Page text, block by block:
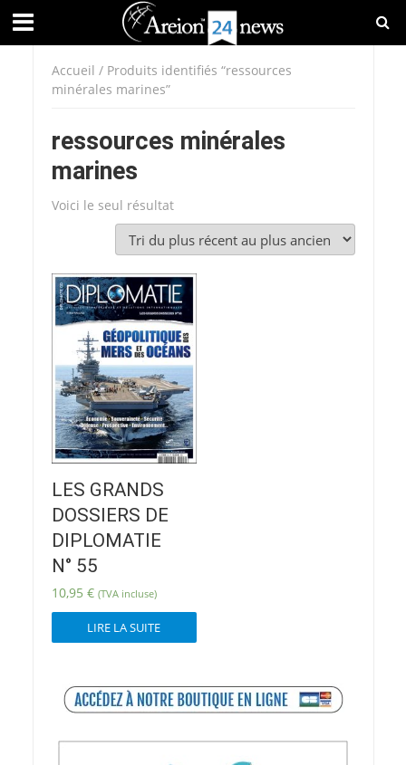
Accueil / Produits identifiés “ressources
minérales marines”
ressources minérales
marines
Voici le seul résultat
LES GRANDS
DOSSIERS DE
DIPLOMATIE
N° 55
10,95 € (TVA incluse)
LIRE LA SUITE